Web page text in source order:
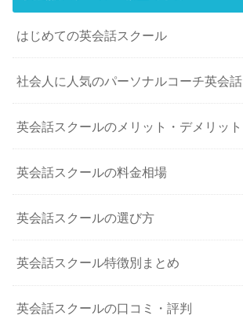
はじめての英会話スクール
社会人に人気のパーソナルコーチ英会話
英会話スクールのメリット・デメリット
英会話スクールの料金相場
英会話スクールの選び方
英会話スクール特徴別まとめ
英会話スクールの口コミ・評判